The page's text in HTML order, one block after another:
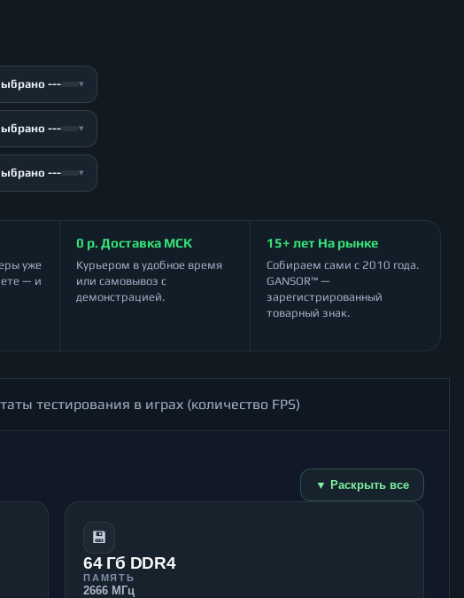
--- ▾
--- ▾
--- ▾
уже
— и
0 р. Доставка МСК
Курьером в удобное время
или самовывоз с
демонстрацией.
15+ лет На рынке
Собираем сами с 2010 года.
GANSOR™ —
зарегистрированный
товарный знак.
тестирования в играх (количество FPS)
▼ Раскрыть все
💾
64 Гб DDR4
ПАМЯТЬ
2666 МГц